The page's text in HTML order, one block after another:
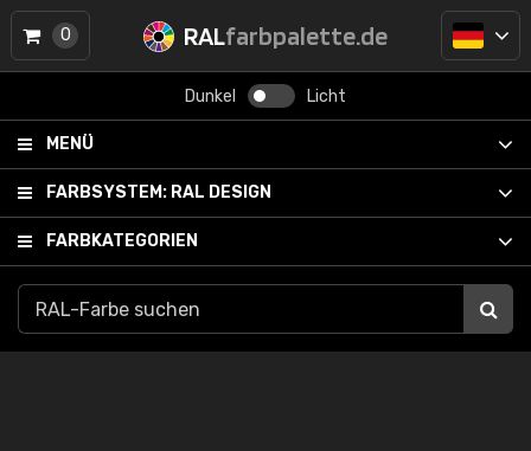
RALfarbpalette.de
Dunkel Licht
MENÜ
FARBSYSTEM: RAL DESIGN
FARBKATEGORIEN
0